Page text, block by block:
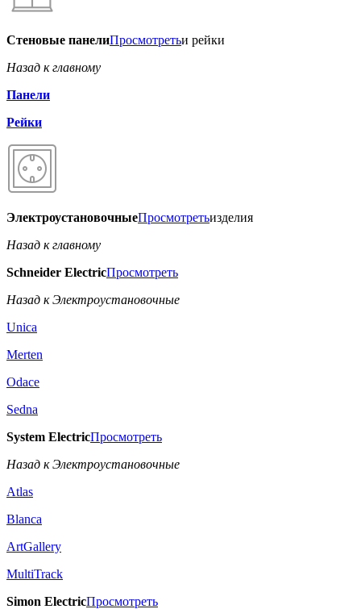
Стеновые панелиПросмотретьи рейки
Назад к главному
Панели
Рейки
ЭлектроустановочныеПросмотретьизделия
Назад к главному
Schneider ElectricПросмотреть
Назад к Электроустановочные
Unica
Merten
Odace
Sedna
System ElectricПросмотреть
Назад к Электроустановочные
Atlas
Blanca
ArtGallery
MultiTrack
Simon ElectricПросмотреть